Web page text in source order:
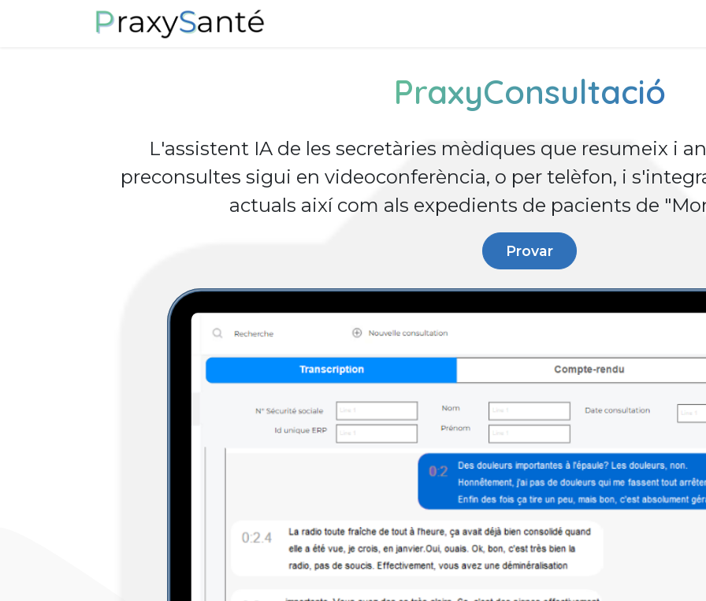
PraxyConsultació
L'assistent IA de les secretàries mèdiques que resumeix i
preconsultes sigui en videoconferència, o per telèfon, i
actuals així com als expedients de pacients de
Provar